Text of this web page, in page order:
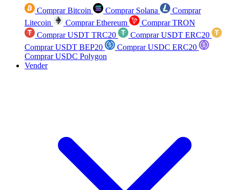
Comprar Bitcoin Comprar Solana
Comprar
Litecoin
Comprar Ethereum
Comprar TRON
Comprar USDT TRC20
Comprar USDT ERC20
Comprar USDT BEP20
Comprar USDC ERC20
Comprar USDC Polygon
Vender